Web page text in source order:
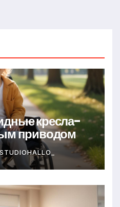
кресла-
приводом
STUDIOHALLO_